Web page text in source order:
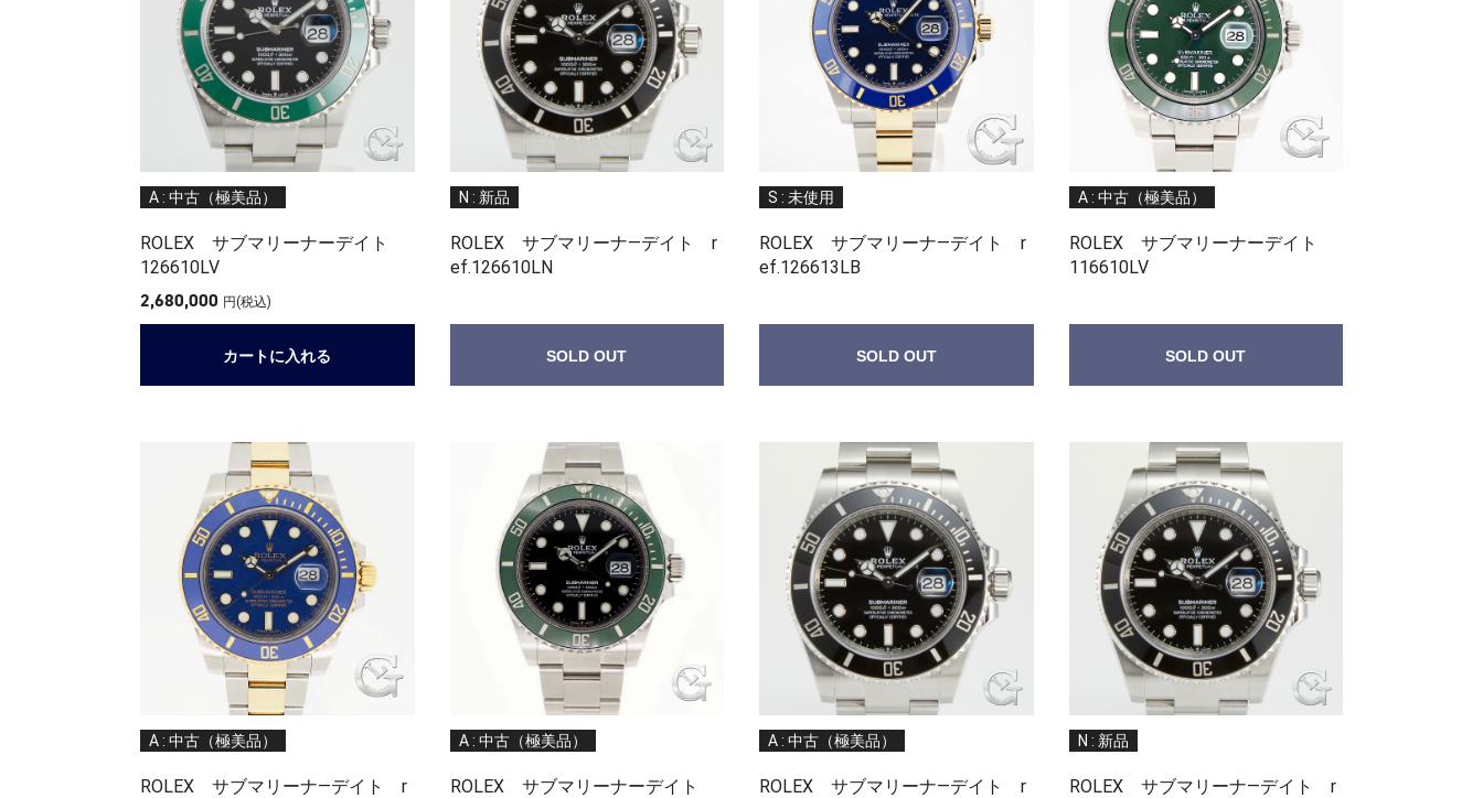
A : 中古（極美品）
ROLEX サブマリーナーデイト
126610LV
2,680,000 円(税込)
カートに入れる
N : 新品
ROLEX サブマリーナ—デイト r
ef.126610LN
SOLD OUT
S : 未使用
ROLEX サブマリーナ—デイト r
ef.126613LB
SOLD OUT
A : 中古（極美品）
ROLEX サブマリーナーデイト
116610LV
SOLD OUT
A : 中古（極美品）
ROLEX サブマリーナ—デイト r
A : 中古（極美品）
ROLEX サブマリーナーデイト
A : 中古（極美品）
ROLEX サブマリーナ—デイト r
N : 新品
ROLEX サブマリーナ—デイト r